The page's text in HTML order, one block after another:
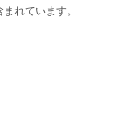
れています。